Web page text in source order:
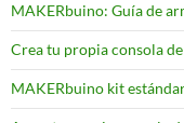
MAKERbuino: Guía de
Crea tu propia consola
MAKERbuino kit